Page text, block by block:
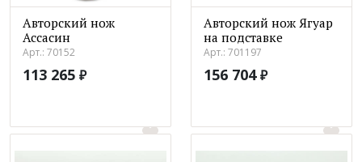
Авторский нож
Ассасин
Арт.: 70152
113 265 ₽
Авторский нож Ягуар
на подставке
Арт.: 701197
156 704₽